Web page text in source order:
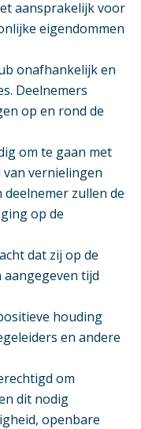
aansprakelijk voor
eigendommen
onafhankelijk en
Deelnemers
op en rond de
om te gaan met
vernielingen
zullen de
op de
dat zij op de
aangegeven tijd
houding
en andere
om
dit nodig
openbare